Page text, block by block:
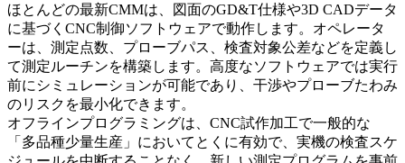
ほとんどの最新CMMは、図面のGD&T仕様や3D CADデータ
に基づくCNC制御ソフトウェアで動作します。オペレータ
ーは、測定点数、プローブパス、検査対象公差などを定義し
て測定ルーチンを構築します。高度なソフトウェアでは実行
前にシミュレーションが可能であり、干渉やプローブたわみ
のリスクを最小化できます。
オフラインプログラミングは、 CNC試作加工で一般的な
「多品種少量生産」においてとくに有効で、実機の検査スケ